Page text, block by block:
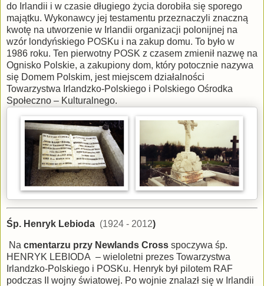
do Irlandii i w czasie długiego życia dorobiła się sporego
majątku. Wykonawcy jej testamentu przeznaczyli znaczną
kwotę na utworzenie w Irlandii organizacji polonijnej na
wzór londyńskiego POSKu i na zakup domu. To było w
1986 roku. Ten pierwotny POSK z czasem zmienił nazwę na
Ognisko Polskie, a zakupiony dom, który potocznie nazywa
się Domem Polskim, jest miejscem działalności
Towarzystwa Irlandzko-Polskiego i Polskiego Ośrodka
Społeczno – Kulturalnego.
Śp. Henryk Lebioda (1924 - 2012)
Na cmentarzu przy Newlands Cross spoczywa śp.
HENRYK LEBIODA – wieloletni prezes Towarzystwa
Irlandzko-Polskiego i POSKu. Henryk był pilotem RAF
podczas II wojny światowej. Po wojnie znalazł się w Irlandii